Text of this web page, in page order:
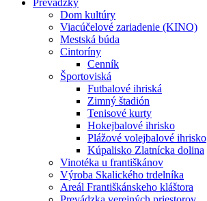
Prevádzky
Dom kultúry
Viacúčelové zariadenie (KINO)
Mestská búda
Cintoríny
Cenník
Športoviská
Futbalové ihriská
Zimný štadión
Tenisové kurty
Hokejbalové ihrisko
Plážové volejbalové ihrisko
Kúpalisko Zlatnícka dolina
Vinotéka u františkánov
Výroba Skalického trdelníka
Areál Františkánskeho kláštora